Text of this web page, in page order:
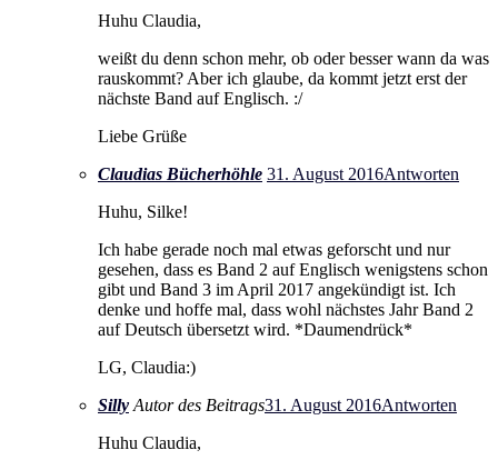
Huhu Claudia,
weißt du denn schon mehr, ob oder besser wann da was
rauskommt? Aber ich glaube, da kommt jetzt erst der
nächste Band auf Englisch. :/
Liebe Grüße
Claudias Bücherhöhle 31. August 2016Antworten
Huhu, Silke!
Ich habe gerade noch mal etwas geforscht und nur
gesehen, dass es Band 2 auf Englisch wenigstens schon
gibt und Band 3 im April 2017 angekündigt ist. Ich
denke und hoffe mal, dass wohl nächstes Jahr Band 2
auf Deutsch übersetzt wird. *Daumendrück*
LG, Claudia:)
Silly Autor des Beitrags31. August 2016Antworten
Huhu Claudia,